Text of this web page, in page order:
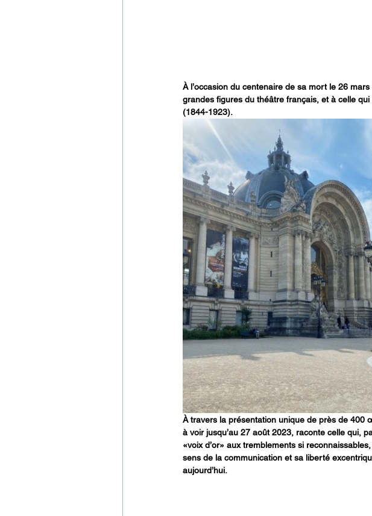
À l’occasion du centenaire de sa mort le 26
grandes figures du théâtre français, et à celle
(1844-1923).
À travers la présentation unique de près de 400
à voir jusqu’au 27 août 2023, raconte celle qui,
«voix d’or» aux tremblements si
sens de la communication et sa liberté
aujourd’hui.